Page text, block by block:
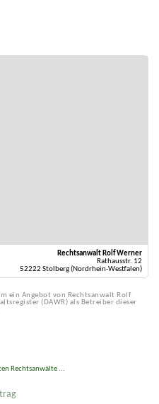
Rechtsanwalt Rolf Werner
Rathausstr. 12
52222 Stolberg (Nordrhein-Westfalen)
ein Angebot von Rechtsanwalt Rolf
(DAWR) als Betreiber dieser
Rechtsanwälte ...